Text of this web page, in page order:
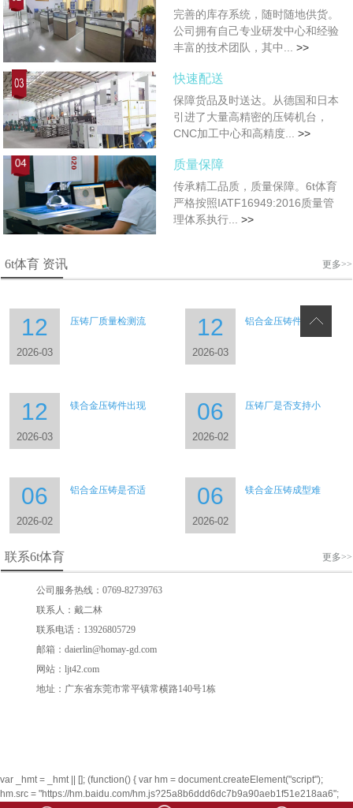
完善的库存系统，随时随地供货。
公司拥有自己专业研发中心和经验
丰富的技术团队，其中... >>
快速配送
保障货品及时送达。从德国和日本
引进了大量高精密的压铸机台，
CNC加工中心和高精度... >>
质量保障
传承精工品质，质量保障。6t体育
严格按照IATF16949:2016质量管
理体系执行... >>
6t体育 资讯 更多>>
12
2026-03
压铸厂质量检测流 12
2026-03
铝合金压铸件需要
12
2026-03
镁合金压铸件出现 06
2026-02
压铸厂是否支持小
06
2026-02
铝合金压铸是否适 06
2026-02
镁合金压铸成型难
联系6t体育 更多>>
公司服务热线：0769-82739763
联系人：戴二林
联系电话：13926805729
邮箱：daierlin@homay-gd.com
网站：ljt42.com
地址：广东省东莞市常平镇常横路140号1栋
var _hmt = _hmt || []; (function() { var hm = document.createElement("script");
hm.src = "https://hm.baidu.com/hm.js?25a8b6ddd6dc7b9a90aeb1f51e218aa6";